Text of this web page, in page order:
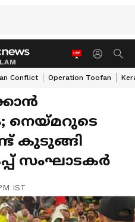
Conflict Operation Toofan
നെയ്‌മറുടെ
കുടുങ്ങി
സംഘാടകര്‍
IST